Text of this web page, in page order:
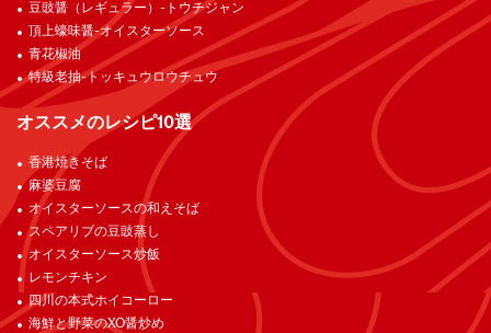
豆豉醤（レギュラー）-トウチジャン
頂上蠔味醤-オイスターソース
青花椒油
特級老抽-トッキュウロウチュウ
オススメのレシピ10選
香港焼きそば
麻婆豆腐
オイスターソースの和えそば
スペアリブの豆豉蒸し
オイスターソース炒飯
レモンチキン
四川の本式ホイコーロー
海鮮と野菜のXO醤炒め